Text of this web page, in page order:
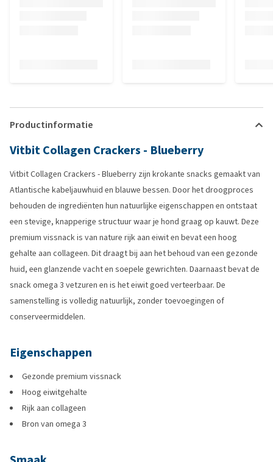
Productinformatie
Vitbit Collagen Crackers - Blueberry
Vitbit Collagen Crackers - Blueberry zijn krokante snacks gemaakt van
Atlantische kabeljauwhuid en blauwe bessen. Door het droogproces
behouden de ingrediënten hun natuurlijke eigenschappen en ontstaat
een stevige, knapperige structuur waar je hond graag op kauwt. Deze
premium vissnack is van nature rijk aan eiwit en bevat een hoog
gehalte aan collageen. Dit draagt bij aan het behoud van een gezonde
huid, een glanzende vacht en soepele gewrichten. Daarnaast bevat de
snack omega 3 vetzuren en is het eiwit goed verteerbaar. De
samenstelling is volledig natuurlijk, zonder toevoegingen of
conserveermiddelen.
Eigenschappen
Gezonde premium vissnack
Hoog eiwitgehalte
Rijk aan collageen
Bron van omega 3